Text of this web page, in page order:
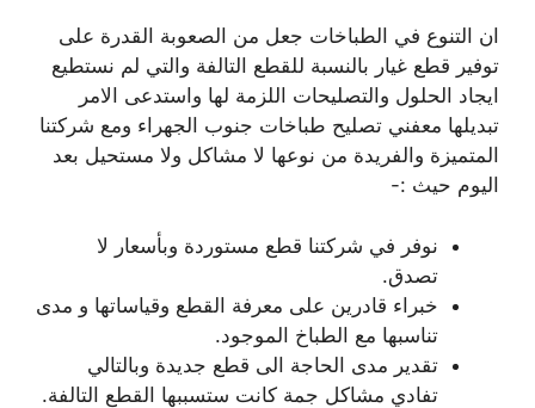
ان التنوع في الطباخات جعل من الصعوبة القدرة على
توفير قطع غيار بالنسبة للقطع التالفة والتي لم نستطيع
ايجاد الحلول والتصليحات اللزمة لها واستدعى الامر
تبديلها معفني تصليح طباخات جنوب الجهراء ومع شركتنا
المتميزة والفريدة من نوعها لا مشاكل ولا مستحيل بعد
اليوم حيث :-
نوفر في شركتنا قطع مستوردة وبأسعار لا
تصدق.
خبراء قادرين على معرفة القطع وقياساتها و مدى
تناسبها مع الطباخ الموجود.
تقدير مدى الحاجة الى قطع جديدة وبالتالي
تفادي مشاكل جمة كانت ستسببها القطع التالفة.